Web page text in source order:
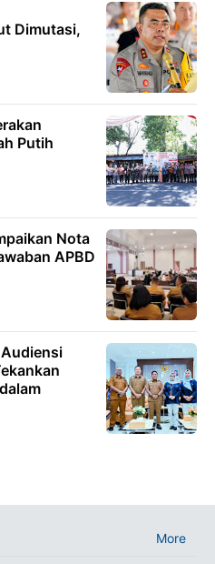
Dimutasi,
Putih
Nota
APBD
More